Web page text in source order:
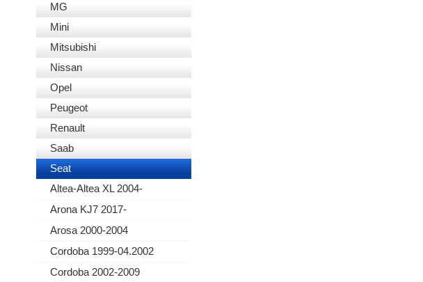
MG
Mini
Mitsubishi
Nissan
Opel
Peugeot
Renault
Saab
Seat
Altea-Altea XL 2004-
Arona KJ7 2017-
Arosa 2000-2004
Cordoba 1999-04.2002
Cordoba 2002-2009